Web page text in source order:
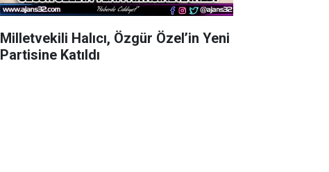
Milletvekili Halıcı, Özgür Özel’in Yeni
Partisine Katıldı